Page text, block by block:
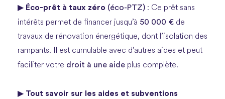
▶ Éco-prêt à taux zéro (éco-PTZ) : Ce prêt sans
intérêts permet de financer jusqu’à 50 000 € de
travaux de rénovation énergétique, dont l’isolation des
rampants. Il est cumulable avec d’autres aides et peut
faciliter votre droit à une aide plus complète.
▶ Tout savoir sur les aides et subventions